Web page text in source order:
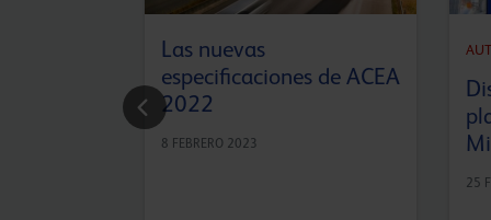
Las nuevas
especificaciones de ACEA
2022
8 FEBRERO 2023
25